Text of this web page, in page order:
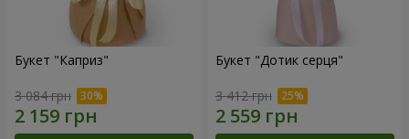
Букет "Каприз"
3 084 грн
Букет "Дотик серця"
3 412 грн